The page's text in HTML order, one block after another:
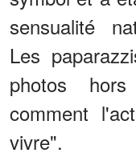
sensualité
Les
photos
comment
vivre".